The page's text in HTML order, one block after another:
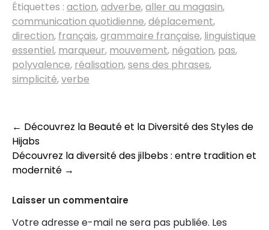
Étiquettes : action,adverbe,aller au magasin,
communication quotidienne,déplacement,
direction, français,grammaire française, linguistique
essentiel, marqueur, mouvement, négation, pas,
polyvalence, réalisation,sens des phrases,
simplicité,verbe
Navigation
des
articles
← Découvrez la Beauté et la Diversité des Styles de
Hijabs
Découvrez la diversité des jilbebs : entre tradition et
modernité →
Laisser un commentaire
Votre adresse e-mail ne sera pas publiée. Les